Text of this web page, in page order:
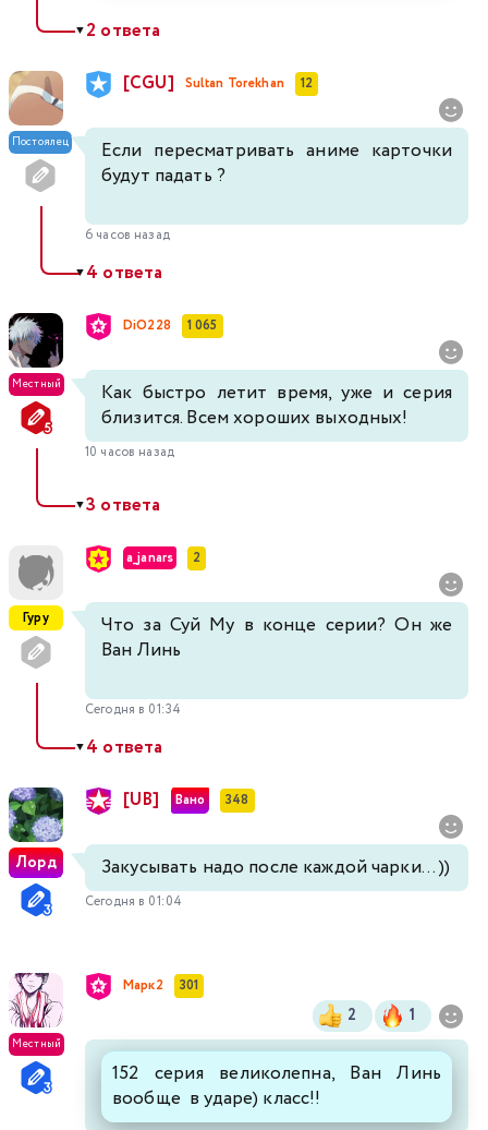
▼2 ответа
Постоялец
[CGU] Sultan Torekhan 12
Если пересматривать аниме карточки
будут падать ?
6 часов назад
▼4 ответа
Местный
DiO228 1 065
Как быстро летит время, уже и серия
близится. Всем хороших выходных!
10 часов назад
▼3 ответа
Гуру
a_janars 2
Что за Суй Му в конце серии? Он же
Ван Линь
Сегодня в 01:34
▼4 ответа
Лорд
[UB] Вано 348
Закусывать надо после каждой чарки... ))
Сегодня в 01:04
Местный
Марк2 301
2 1
152 серия великолепна, Ван Линь
вообще в ударе) класс!!